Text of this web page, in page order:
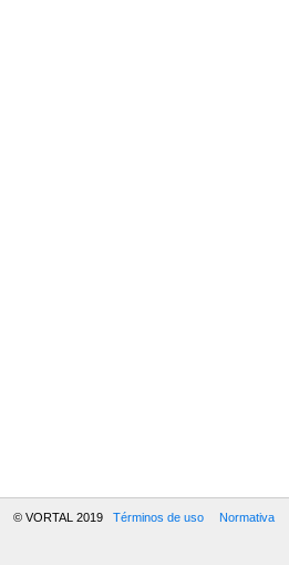
© VORTAL 2019 Términos de uso Normativa